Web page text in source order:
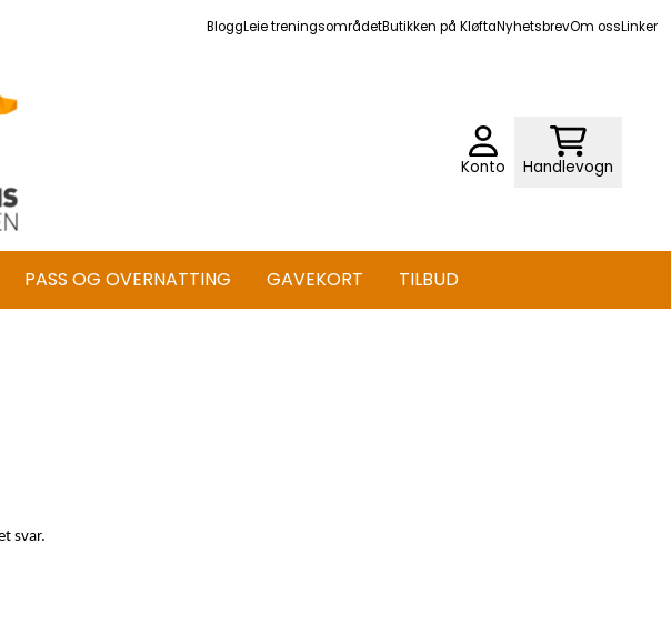
BloggLeie treningsområdetButikken på KløftaNyhetsbrevOm ossLinker
Konto Handlevogn
PASS OG OVERNATTING GAVEKORT TILBUD
svar.